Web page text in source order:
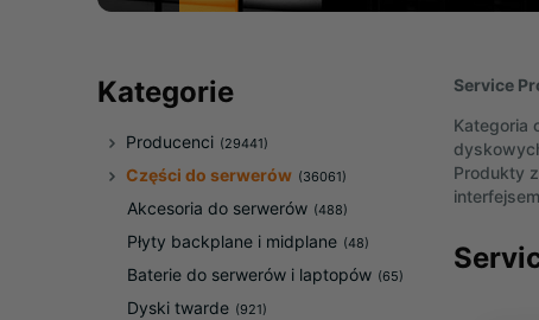
Kategorie
Producenci (29441)
Części do serwerów (36061)
Akcesoria do serwerów (488)
Płyty backplane i midplane (48)
Baterie do serwerów i laptopów (65)
Dyski twarde (921)
Service
Kategoria
Produkty